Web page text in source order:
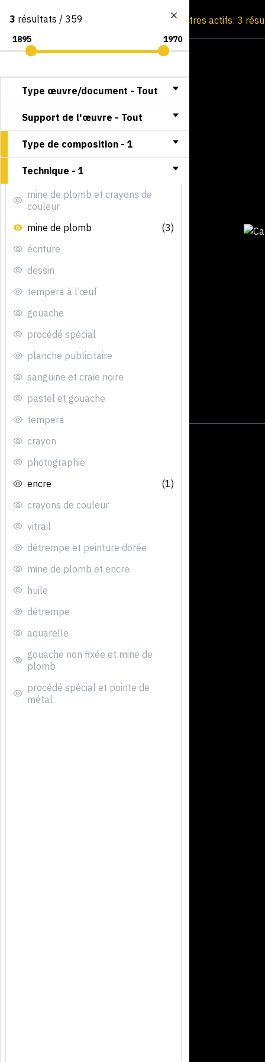
Consultation par image Filtres actifs: 3
3 résultats / 359
Type œuvre/document - Tout
Support de l'œuvre - Tout
Type de composition - 1
Technique - 1
mine de plomb et crayons de
couleur
mine de plomb
(3)
écriture
dessin
tempera à l’œuf
gouache
procédé spécial
planche publicitaire
sanguine et craie noire
pastel et gouache
tempera
crayon
photographie
encre
(1)
crayons de couleur
vitrail
détrempe et peinture dorée
mine de plomb et encre
huile
détrempe
aquarelle
gouache non fixée et mine de
plomb
procédé spécial et pointe de
métal